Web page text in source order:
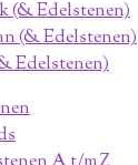
(& Edelstenen)
(& Edelstenen)
Edelstenen)